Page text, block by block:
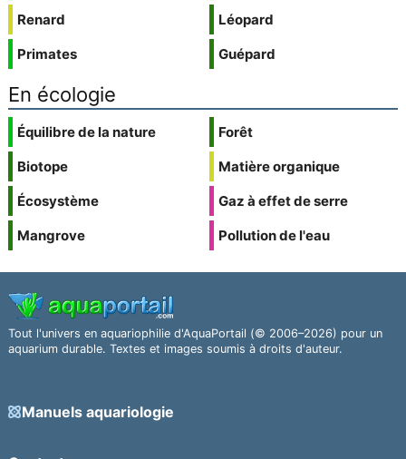
Renard
Primates
Léopard
Guépard
En écologie
Équilibre de la nature
Biotope
Écosystème
Mangrove
Forêt
Matière organique
Gaz à effet de serre
Pollution de l'eau
Tout l'univers en aquariophilie d'AquaPortail (© 2006–2026) pour un
aquarium durable. Textes et images soumis à droits d'auteur.
Manuels aquariologie